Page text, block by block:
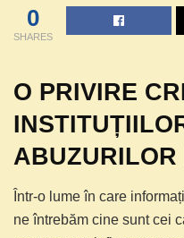
0
SHARES
O PRIVIRE
ABUZURILOR
Într-o lume în care
ne întrebăm cine sunt cei